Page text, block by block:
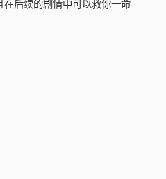
后续的剧情中可以救你一命